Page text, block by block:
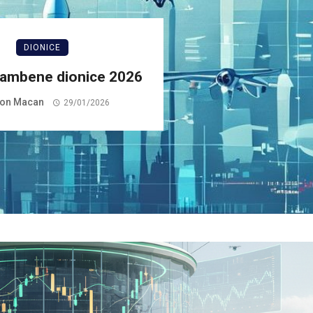
DIONICE
dionice 2026
Macan 29/01/2026